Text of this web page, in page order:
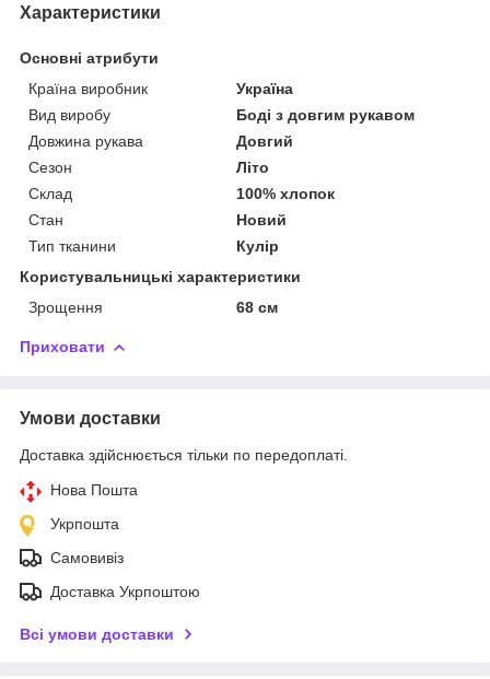
Характеристики
Основні атрибути
Країна виробник
Україна
Вид виробу
Боді з довгим рукавом
Довжина рукава
Довгий
Сезон
Літо
Склад
100% хлопок
Стан
Новий
Тип тканини
Кулір
Користувальницькі характеристики
Зрощення
68 см
Приховати
Умови доставки
Доставка здійснюється тільки по передоплаті.
Нова Пошта
Укрпошта
Самовивіз
Доставка Укрпоштою
Всі умови доставки